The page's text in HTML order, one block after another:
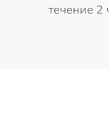
течение 2